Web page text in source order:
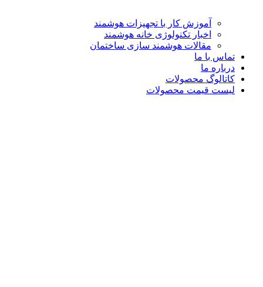
آموزش کار با تجهیزات هوشمند
اخبار تکنولوژی خانه هوشمند
مقالات هوشمند سازی ساختمان
تماس با ما
درباره ما
کاتالوگ محصولات
لیست قیمت محصولات